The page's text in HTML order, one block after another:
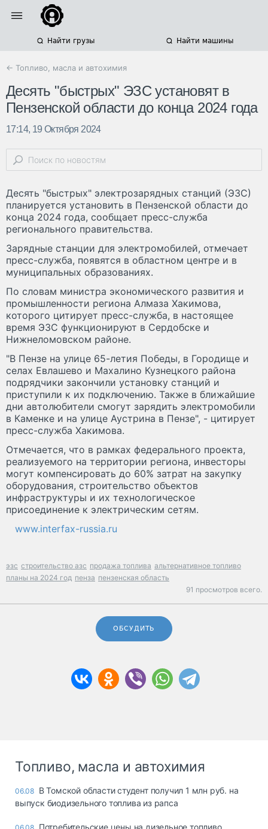
Найти грузы Найти машины
← Топливо, масла и автохимия
Десять "быстрых" ЭЗС установят в
Пензенской области до конца 2024 года
17:14, 19 Октября 2024
Десять "быстрых" электрозарядных станций (ЭЗС)
планируется установить в Пензенской области до
конца 2024 года, сообщает пресс-служба
регионального правительства.
Зарядные станции для электромобилей, отмечает
пресс-служба, появятся в областном центре и в
муниципальных образованиях.
По словам министра экономического развития и
промышленности региона Алмаза Хакимова,
которого цитирует пресс-служба, в настоящее
время ЭЗС функционируют в Сердобске и
Нижнеломовском районе.
"В Пензе на улице 65-летия Победы, в Городище и
селах Евлашево и Махалино Кузнецкого района
подрядчики закончили установку станций и
приступили к их подключению. Также в ближайшие
дни автолюбители смогут зарядить электромобили
в Каменке и на улице Аустрина в Пензе", - цитирует
пресс-служба Хакимова.
Отмечается, что в рамках федерального проекта,
реализуемого на территории региона, инвесторы
могут компенсировать до 60% затрат на закупку
оборудования, строительство объектов
инфраструктуры и их технологическое
присоединение к электрическим сетям.
www.interfax-russia.ru
эзс строительство азс продажа топлива альтернативное топливо
планы на 2024 год пенза пензенская область
91 просмотров всего.
ОБСУДИТЬ
Топливо, масла и автохимия
06.08 В Томской области студент получил 1 млн руб. на
выпуск биодизельного топлива из рапса
Потребительские цены на дизельное топливо